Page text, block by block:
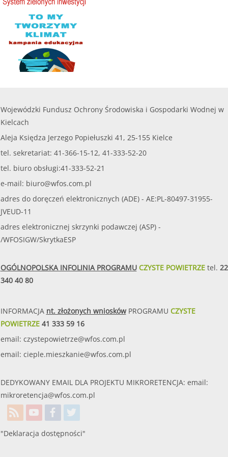
Wojewódzki Fundusz Ochrony Środowiska i Gospodarki Wodnej w
Kielcach
Aleja Księdza Jerzego Popiełuszki 41, 25-155 Kielce
tel. sekretariat: 41-366-15-12, 41-333-52-20
tel. biuro obsługi:41-333-52-21
e-mail: biuro@wfos.com.pl
adres do doręczeń elektronicznych (ADE) - AE:PL-80497-31955-
JVEUD-11
adres elektronicznej skrzynki podawczej (ASP) -
/WFOSIGW/SkrytkaESP
OGÓLNOPOLSKA INFOLINIA PROGRAMUCZYSTE POWIETRZEtel. 22
340 40 80
INFORMACJA nt. złożonych wnioskówPROGRAMU CZYSTE
POWIETRZE41 333 59 16
email: czystepowietrze@wfos.com.pl
email: cieple.mieszkanie@wfos.com.pl
DEDYKOWANY EMAIL DLA PROJEKTU MIKRORETENCJA: email:
mikroretencja@wfos.com.pl
"Deklaracja dostępności"